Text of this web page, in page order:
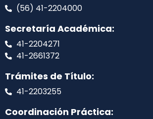
(56) 41-2204000
Secretaría Académica:
41-2204271
41-2661372
Trámites de Título:
41-2203255
Coordinación Práctica: